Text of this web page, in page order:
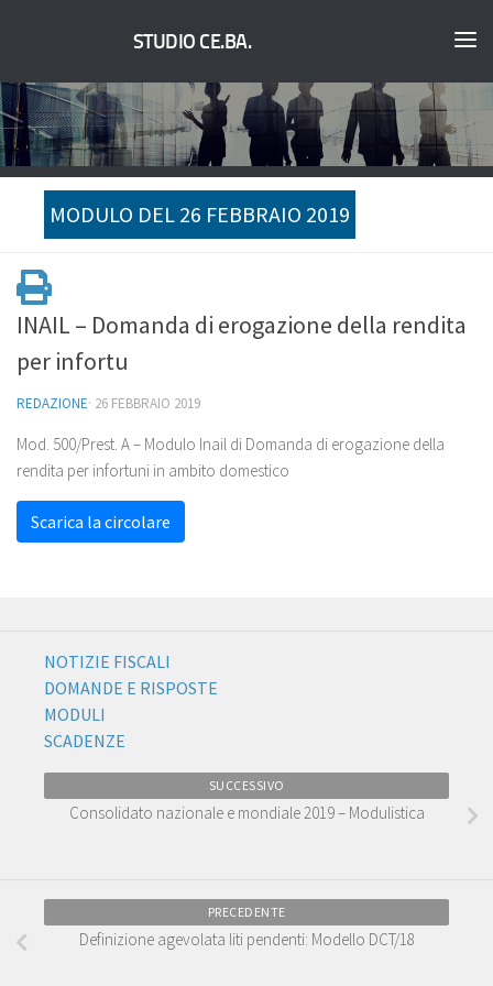
STUDIO CE.BA.
MODULO DEL 26 FEBBRAIO 2019
INAIL – Domanda di erogazione della rendita
per infortu
REDAZIONE· 26 FEBBRAIO 2019
Mod. 500/Prest. A – Modulo Inail di Domanda di erogazione della
rendita per infortuni in ambito domestico
Scarica la circolare
NOTIZIE FISCALI
DOMANDE E RISPOSTE
MODULI
SCADENZE
SUCCESSIVO
Consolidato nazionale e mondiale 2019 – Modulistica
PRECEDENTE
Definizione agevolata liti pendenti: Modello DCT/18